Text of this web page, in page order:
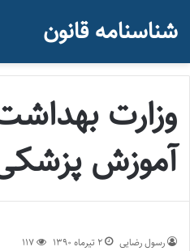
شناسنامه قانون
وزارت
آموزش
رسول رضایی ۲ تیر‌ماه ۱۳۹۰ 117